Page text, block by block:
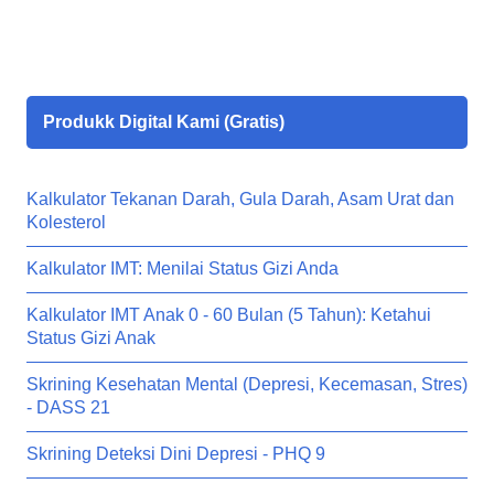
Produkk Digital Kami (Gratis)
Kalkulator Tekanan Darah, Gula Darah, Asam Urat dan
Kolesterol
Kalkulator IMT: Menilai Status Gizi Anda
Kalkulator IMT Anak 0 - 60 Bulan (5 Tahun): Ketahui
Status Gizi Anak
Skrining Kesehatan Mental (Depresi, Kecemasan, Stres)
- DASS 21
Skrining Deteksi Dini Depresi - PHQ 9